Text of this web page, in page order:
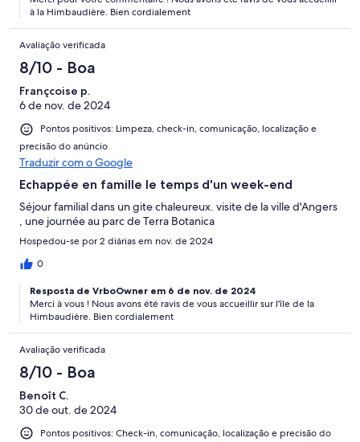
à la Himbaudière. Bien cordialement
Avaliação verificada
8/10 - Boa
Françcoise p.
6 de nov. de 2024
Pontos positivos: Limpeza, check-in, comunicação, localização e
precisão do anúncio
Traduzir com o Google
Echappée en famille le temps d'un week-end
Séjour familial dans un gite chaleureux. visite de la ville d'Angers
, une journée au parc de Terra Botanica
Hospedou-se por 2 diárias em nov. de 2024
0
Resposta de VrboOwner em 6 de nov. de 2024
Merci à vous ! Nous avons été ravis de vous accueillir sur l'île de la
Himbaudière. Bien cordialement
Avaliação verificada
8/10 - Boa
Benoît C.
30 de out. de 2024
Pontos positivos: Check-in, comunicação, localização e precisão do